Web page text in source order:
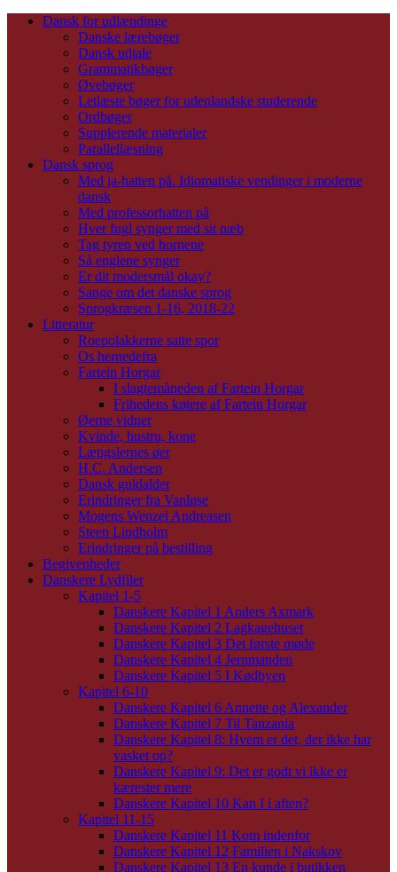
Dansk for udlændinge
Danske lærebøger
Dansk udtale
Grammatikbøger
Øvebøger
Letlæste bøger for udenlandske studerende
Ordbøger
Supplerende materialer
Parallellæsning
Dansk sprog
Med ja-hatten på. Idiomatiske vendinger i moderne
dansk
Med professorhatten på
Hver fugl synger med sit næb
Tag tyren ved hornene
Så englene synger
Er dit modersmål okay?
Sange om det danske sprog
Sprogkræsen 1-16, 2018-22
Litteratur
Roepolakkerne satte spor
Os hernedefra
Fartein Horgar
I slagtemåneden af Fartein Horgar
Frihedens køtere af Fartein Horgar
Øerne vidner
Kvinde, hustru, kone
Længslernes øer
H.C. Andersen
Dansk guldalder
Erindringer fra Vanløse
Mogens Wenzel Andreasen
Steen Lindholm
Erindringer på bestilling
Begivenheder
Danskere Lydfiler
Kapitel 1-5
Danskere Kapitel 1 Anders Axmark
Danskere Kapitel 2 Lagkagehuset
Danskere Kapitel 3 Det første møde
Danskere Kapitel 4 Jernmanden
Danskere Kapitel 5 I Kødbyen
Kapitel 6-10
Danskere Kapitel 6 Annette og Alexander
Danskere Kapitel 7 Til Tanzania
Danskere Kapitel 8: Hvem er det, der ikke har
vasket op?
Danskere Kapitel 9: Det er godt vi ikke er
kærester mere
Danskere Kapitel 10 Kan I i aften?
Kapitel 11-15
Danskere Kapitel 11 Kom indenfor
Danskere Kapitel 12 Familien i Nakskov
Danskere Kapitel 13 En kunde i butikken